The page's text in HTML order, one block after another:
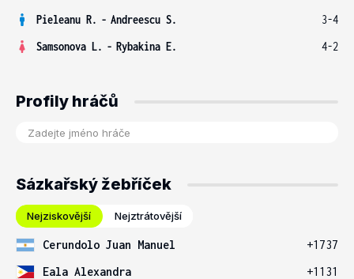
Pieleanu R. - Andreescu S.
3-4
Samsonova L. - Rybakina E. 4-2
Profily hráčů
Sázkařský žebříček
Nejziskovější Nejztrátovější
Cerundolo Juan Manuel
+1737
Eala Alexandra
+1131